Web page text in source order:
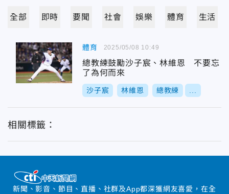
全部 即時 要聞 社會 娛樂 體育 生活
體育
總教練鼓勵沙子宸、林維恩 不要忘
了為何而來
沙子宸 林維恩 總教練
2025/05/08 10:49
相關標籤：
新聞、影音、節目、直播、社群及App都深獲網友喜愛，在全